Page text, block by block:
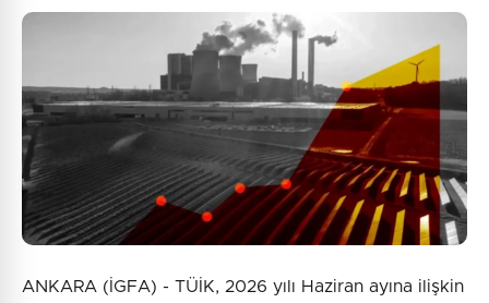
ANKARA (İGFA) - TÜİK, 2026 yılı Haziran ayına ilişkin